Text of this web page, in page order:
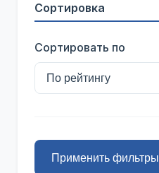
Сортировка
Сортировать по
Применить фильтры